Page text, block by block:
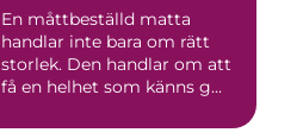
En måttbeställd matta
handlar inte bara om rätt
storlek. Den handlar om att
få en helhet som känns g...